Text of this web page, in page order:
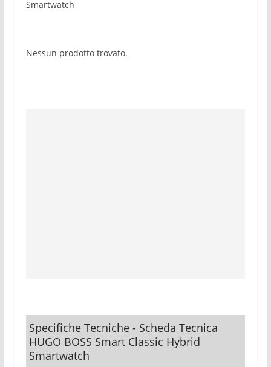
Nessun prodotto trovato.
Specifiche Tecniche - Scheda Tecnica
HUGO BOSS Smart Classic Hybrid
Smartwatch